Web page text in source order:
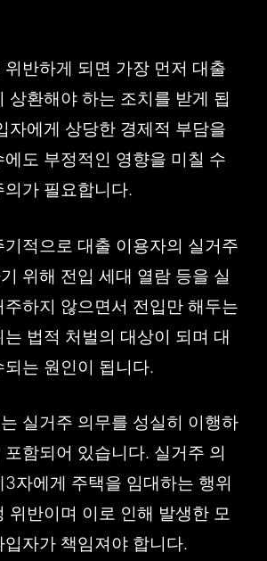
반하게 되면 가장 먼저 대출
상환해야 하는 조치를 받게 됩
자에게 상당한 경제적 부담을
도 부정적인 영향을 미칠 수
가 필요합니다.
적으로 대출 이용자의 실거주
위해 전입 세대 열람 등을 실
하지 않으면서 전입만 해두는
법적 처벌의 대상이 되며 대
는 원인이 됩니다.
실거주 의무를 성실히 이행하
함되어 있습니다. 실거주 의
자에게 주택을 임대하는 행위
위반이며 이로 인해 발생한 모
자가 책임져야 합니다.